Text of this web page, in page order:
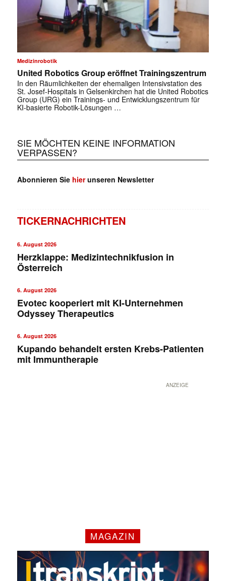
Medizinrobotik
United Robotics Group eröffnet Trainingszentrum
In den Räumlichkeiten der ehemaligen Intensivstation des
St. Josef-Hospitals in Gelsenkirchen hat die United Robotics
Group (URG) ein Trainings- und Entwicklungszentrum für
KI-basierte Robotik-Lösungen …
SIE MÖCHTEN KEINE INFORMATION
VERPASSEN?
Abonnieren Sie hierunseren Newsletter
TICKERNACHRICHTEN
6. August 2026
Herzklappe: Medizintechnikfusion in
Österreich
6. August 2026
Evotec kooperiert mit KI-Unternehmen
Odyssey Therapeutics
6. August 2026
Kupando behandelt ersten Krebs-Patienten
mit Immuntherapie
ANZEIGE
MAGAZIN